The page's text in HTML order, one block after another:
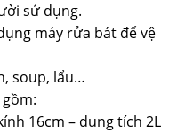
sử dụng.
máy rửa bát để vệ
soup, lẩu…
16cm – dung tích 2L